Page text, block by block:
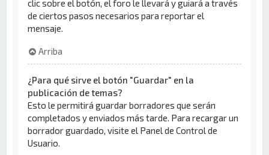
clic sobre el botón, el foro le llevará y guiará a través
de ciertos pasos necesarios para reportar el
mensaje.
Arriba
¿Para qué sirve el botón "Guardar" en la
publicación de temas?
Esto le permitirá guardar borradores que serán
completados y enviados más tarde. Para recargar un
borrador guardado, visite el Panel de Control de
Usuario.